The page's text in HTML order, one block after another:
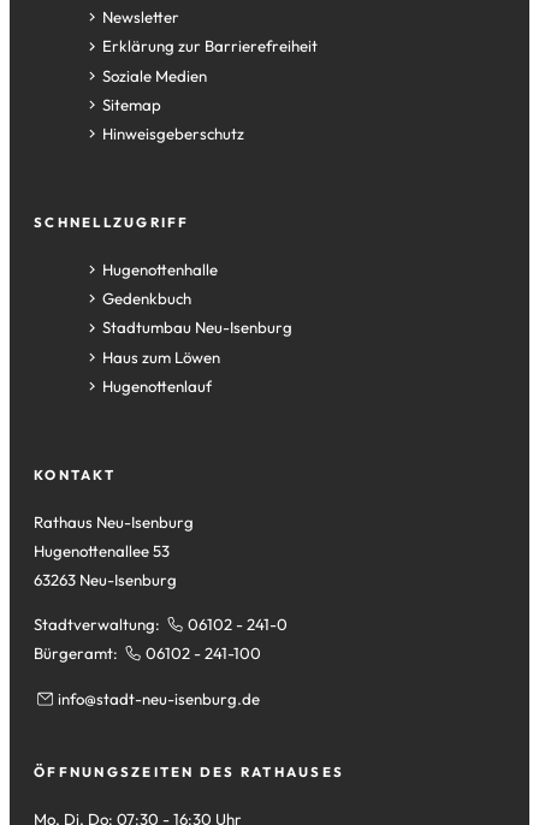
Newsletter
Erklärung zur Barrierefreiheit
Soziale Medien
Sitemap
Hinweisgeberschutz
SCHNELLZUGRIFF
Hugenottenhalle
(Öffnet
in
einem
neuen
Tab)
Gedenkbuch
(Öffnet
in
einem
neuen
Stadtumbau Neu-Isenburg
(Öffnet
in
einem
Haus zum Löwen
(Öffnet
in
Tab)
Hugenottenlauf
(Öffnet
neuen
KONTAKT
Rathaus Neu-Isenburg
Hugenottenallee 53
63263 Neu-Isenburg
Stadtverwaltung:
06102 - 241-0
Bürgeramt:
06102 - 241-100
info stadt-neu-isenburg de
ÖFFNUNGSZEITEN DES RATHAUSES
Mo, Di, Do: 07:30 - 16:30 Uhr